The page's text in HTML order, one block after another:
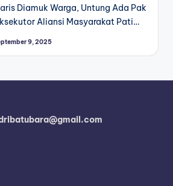
Diamuk Warga, Untung Ada Pak
Aliansi Masyarakat Pati…
9, 2025